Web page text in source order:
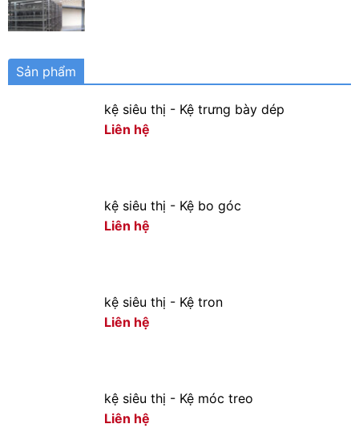
Sản phẩm
kệ siêu thị - Kệ trưng bày dép
Liên hệ
kệ siêu thị - Kệ bo góc
Liên hệ
kệ siêu thị - Kệ tron
Liên hệ
kệ siêu thị - Kệ móc treo
Liên hệ